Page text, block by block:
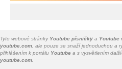
Tyto webové stránky Youtube písničky a Youtube
youtube.com , ale pouze se snaží jednoduchou a
přihlášením k portálu Youtube a s vysvětlením
youtube.com.